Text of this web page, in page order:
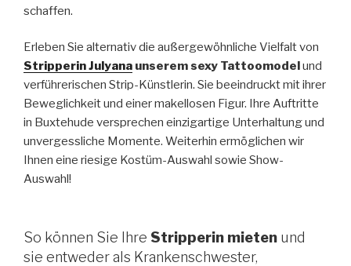
schaffen.
Erleben Sie alternativ die außergewöhnliche Vielfalt von
Stripperin Julyana unserem sexy Tattoomodelund
verführerischen Strip-Künstlerin. Sie beeindruckt mit ihrer
Beweglichkeit und einer makellosen Figur. Ihre Auftritte
in Buxtehude versprechen einzigartige Unterhaltung und
unvergessliche Momente. Weiterhin ermöglichen wir
Ihnen eine riesige Kostüm-Auswahl sowie Show-
Auswahl!
So können Sie Ihre Stripperin mieten und
sie entweder als Krankenschwester,